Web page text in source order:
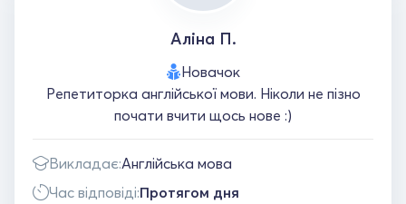
Аліна П.
Новачок
Репетиторка англійської мови. Ніколи не пізно
почати вчити щось нове :)
Викладає:Англійська мова
Час відповіді:Протягом дня